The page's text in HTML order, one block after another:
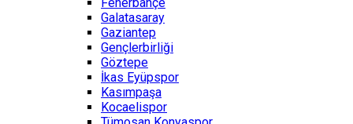
Galatasaray
Gaziantep
Gençlerbirliği
Göztepe
İkas Eyüpspor
Kasımpaşa
Kocaelispor